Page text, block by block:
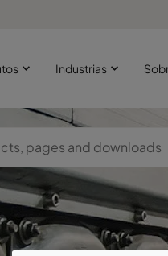
Industrias